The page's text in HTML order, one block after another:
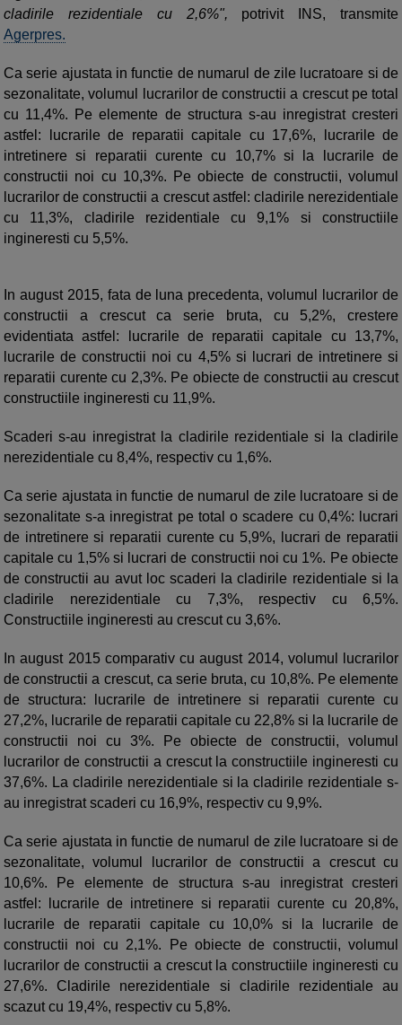
cladirile rezidentiale cu 2,6%", potrivit INS, transmite
Agerpres.
Ca serie ajustata in functie de numarul de zile lucratoare si de
sezonalitate, volumul lucrarilor de constructii a crescut pe total
cu 11,4%. Pe elemente de structura s-au inregistrat cresteri
astfel: lucrarile de reparatii capitale cu 17,6%, lucrarile de
intretinere si reparatii curente cu 10,7% si la lucrarile de
constructii noi cu 10,3%. Pe obiecte de constructii, volumul
lucrarilor de constructii a crescut astfel: cladirile nerezidentiale
cu 11,3%, cladirile rezidentiale cu 9,1% si constructiile
ingineresti cu 5,5%.
In august 2015, fata de luna precedenta, volumul lucrarilor de
constructii a crescut ca serie bruta, cu 5,2%, crestere
evidentiata astfel: lucrarile de reparatii capitale cu 13,7%,
lucrarile de constructii noi cu 4,5% si lucrari de intretinere si
reparatii curente cu 2,3%. Pe obiecte de constructii au crescut
constructiile ingineresti cu 11,9%.
Scaderi s-au inregistrat la cladirile rezidentiale si la cladirile
nerezidentiale cu 8,4%, respectiv cu 1,6%.
Ca serie ajustata in functie de numarul de zile lucratoare si de
sezonalitate s-a inregistrat pe total o scadere cu 0,4%: lucrari
de intretinere si reparatii curente cu 5,9%, lucrari de reparatii
capitale cu 1,5% si lucrari de constructii noi cu 1%. Pe obiecte
de constructii au avut loc scaderi la cladirile rezidentiale si la
cladirile nerezidentiale cu 7,3%, respectiv cu 6,5%.
Constructiile ingineresti au crescut cu 3,6%.
In august 2015 comparativ cu august 2014, volumul lucrarilor
de constructii a crescut, ca serie bruta, cu 10,8%. Pe elemente
de structura: lucrarile de intretinere si reparatii curente cu
27,2%, lucrarile de reparatii capitale cu 22,8% si la lucrarile de
constructii noi cu 3%. Pe obiecte de constructii, volumul
lucrarilor de constructii a crescut la constructiile ingineresti cu
37,6%. La cladirile nerezidentiale si la cladirile rezidentiale s-
au inregistrat scaderi cu 16,9%, respectiv cu 9,9%.
Ca serie ajustata in functie de numarul de zile lucratoare si de
sezonalitate, volumul lucrarilor de constructii a crescut cu
10,6%. Pe elemente de structura s-au inregistrat cresteri
astfel: lucrarile de intretinere si reparatii curente cu 20,8%,
lucrarile de reparatii capitale cu 10,0% si la lucrarile de
constructii noi cu 2,1%. Pe obiecte de constructii, volumul
lucrarilor de constructii a crescut la constructiile ingineresti cu
27,6%. Cladirile nerezidentiale si cladirile rezidentiale au
scazut cu 19,4%, respectiv cu 5,8%.